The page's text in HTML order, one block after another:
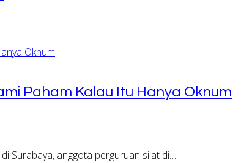
Paham Kalau Itu Hanya Oknum
Surabaya, anggota perguruan silat di…